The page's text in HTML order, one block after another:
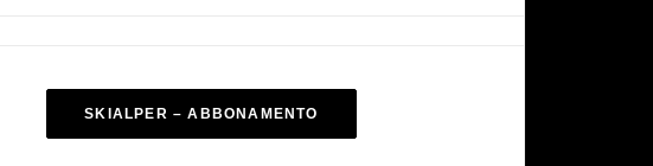
SKIALPER – ABBONAMENTO